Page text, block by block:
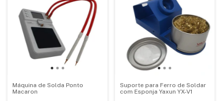
Máquina de Solda Ponto
Macaron
Suporte para Ferro de Soldar
com Esponja Yaxun YX-V1